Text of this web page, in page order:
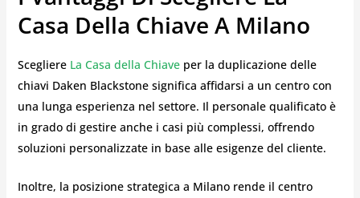
Casa Della Chiave A Milano
Scegliere La Casa della Chiaveper la duplicazione delle
chiavi Daken Blackstone significa affidarsi a un centro con
una lunga esperienza nel settore. Il personale qualificato è
in grado di gestire anche i casi più complessi, offrendo
soluzioni personalizzate in base alle esigenze del cliente.
Inoltre, la posizione strategica a Milano rende il centro